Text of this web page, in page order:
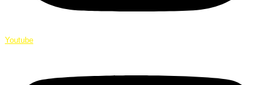
Youtube